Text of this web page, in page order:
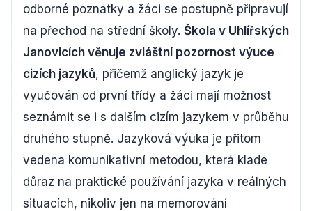
odborné poznatky a žáci se postupně připravují
na přechod na střední školy. Škola v Uhlířských
Janovicích věnuje zvláštní pozornost výuce
cizích jazyků, přičemž anglický jazyk je
vyučován od první třídy a žáci mají možnost
seznámit se i s dalším cizím jazykem v průběhu
druhého stupně. Jazyková výuka je přitom
vedena komunikativní metodou, která klade
důraz na praktické používání jazyka v reálných
situacích, nikoliv jen na memorování